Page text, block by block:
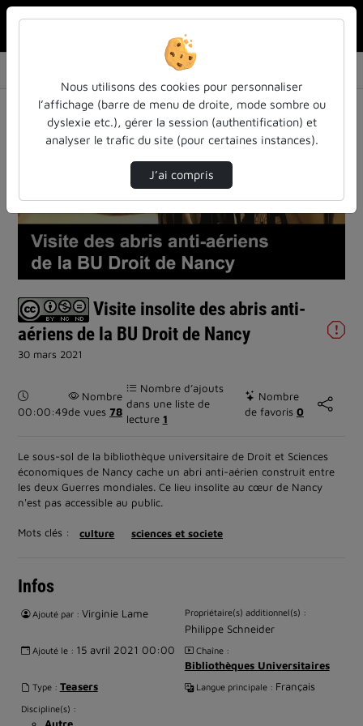
Visite insolite des abris anti-aériens de la…
Cette vidéo n'a pas pu être chargée, soit parce que le
serveur ou le réseau a échoué ou parce que le format
n'est pas reconnu.
Visite insolite des abris anti-
aériens de la BU Droit de Nancy
30 mars 2021
Durée :
00:00:49
Nombre
de vues 78
Nombre d’ajouts
dans une liste de
lecture 1
Nombre
de favoris 0
Le sous-sol de la bibliothèque universitaire de Droit et Sciences
économiques de Nancy cache un abri anti-aérien construit entre
les deux Guerres mondiales. Ce lieu insolite au cœur de Nancy
n'est pas accessible au public.
Mots clés : culture sciences et societe
Infos
Ajouté par : Virginie Lame Propriétaire(s) additionnel(s) :
Philippe Schneider
Ajouté le : 15 avril 2021 00:00 Chaîne :
Bibliothèques Universitaires
Type : Teasers Langue principale : Français
Discipline(s) :
Autre
Nous utilisons des cookies pour personnaliser
l’affichage (barre de menu de droite, mode sombre ou
dyslexie etc.), gérer la session (authentification) et
analyser le trafic du site (pour certaines instances).
J’ai compris